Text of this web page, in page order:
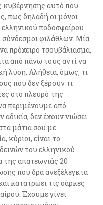
κυβέρνησης αυτό που
πως δηλαδή οι μόνοι
ποδοσφαίρου
σύνδεσμοι φιλάθλων. Μία
πρόχειρο τσουβάλιασμα,
από πάνω τους αντί να
λύση. Αλήθεια, όμως, τι
που δεν ξέρουν τι
στο πλευρό της
περιμένουμε από
δεν έχουν νιώσει
μάτια σου με
κύριοι, είναι το
του ελληνικού
της απατεωνιάς 20
που δρα ανεξέλεγκτα
κατατρώει τις σάρκες
Έχουμε γίνει